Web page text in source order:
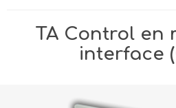
TA Control en
interface